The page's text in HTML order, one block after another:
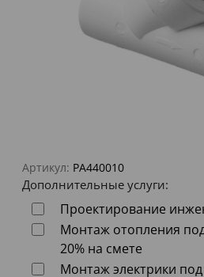
Артикул: PA440010
Дополнительные услуги:
Проектирование
Монтаж отопления
20% на смете
Монтаж электрики